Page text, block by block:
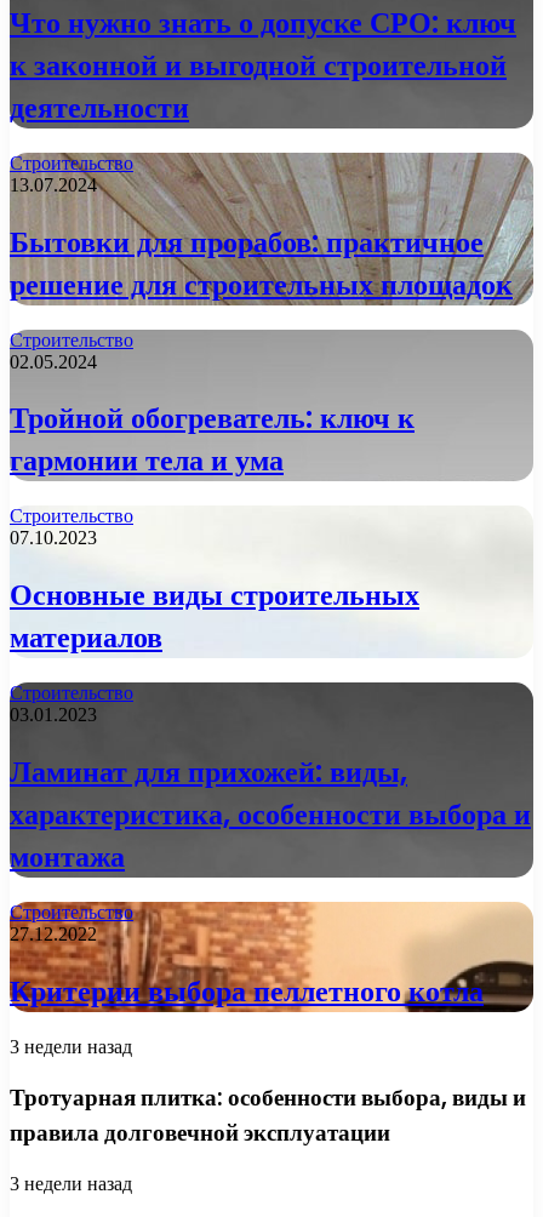
Что нужно знать о допуске СРО: ключ
к законной и выгодной строительной
деятельности
Строительство
13.07.2024
Бытовки для прорабов: практичное
решение для строительных площадок
Строительство
02.05.2024
Тройной обогреватель: ключ к
гармонии тела и ума
Строительство
07.10.2023
Основные виды строительных
материалов
Строительство
03.01.2023
Ламинат для прихожей: виды,
характеристика, особенности выбора и
монтажа
Строительство
27.12.2022
Критерии выбора пеллетного котла
3 недели назад
Тротуарная плитка: особенности выбора, виды и
правила долговечной эксплуатации
3 недели назад